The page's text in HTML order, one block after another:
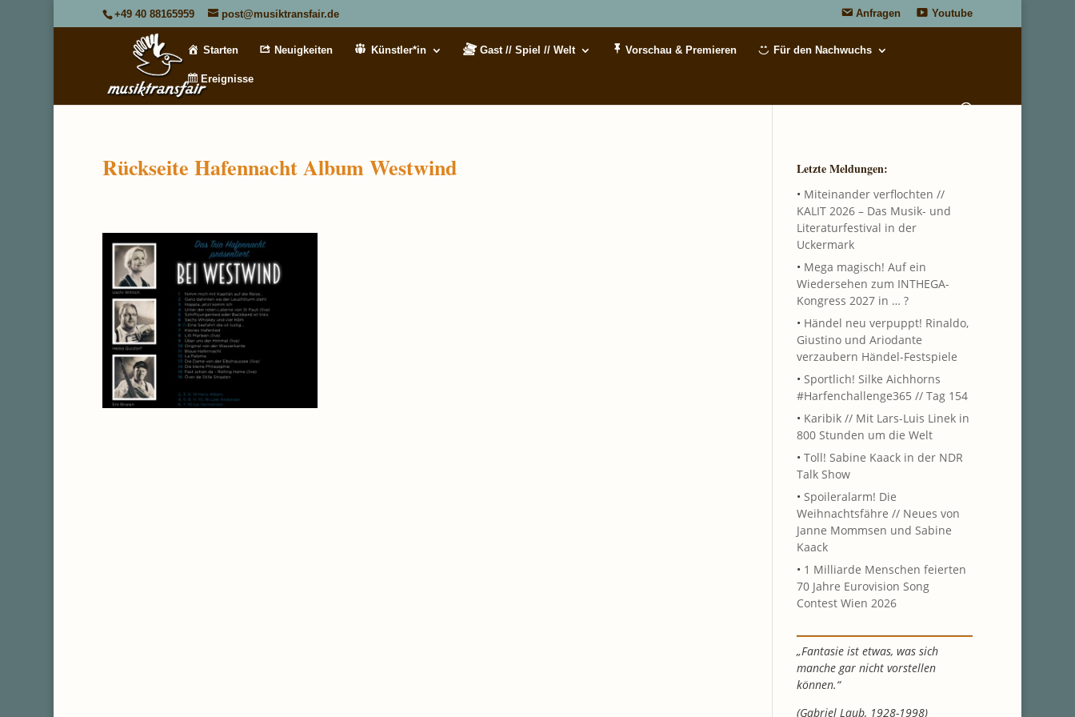
+49 40 88165959 post@musiktransfair.de Anfragen Youtube
Starten Neuigkeiten Künstler*in Gast // Spiel // Welt Vorschau & Premieren Für den Nachwuchs
Ereignisse
Rückseite Hafennacht Album Westwind Letzte Meldungen:
• Miteinander verflochten //
KALIT 2026 – Das Musik- und
Literaturfestival in der
Uckermark
• Mega magisch! Auf ein
Wiedersehen zum INTHEGA-
Kongress 2027 in … ?
• Händel neu verpuppt! Rinaldo,
Giustino und Ariodante
verzaubern Händel-Festspiele
• Sportlich! Silke Aichhorns
#Harfenchallenge365 // Tag 154
• Karibik // Mit Lars-Luis Linek in
800 Stunden um die Welt
• Toll! Sabine Kaack in der NDR
Talk Show
• Spoileralarm! Die
Weihnachtsfähre // Neues von
Janne Mommsen und Sabine
Kaack
• 1 Milliarde Menschen feierten
70 Jahre Eurovision Song
Contest Wien 2026
„Fantasie ist etwas, was sich
manche gar nicht vorstellen
können.“
(Gabriel Laub, 1928-1998)